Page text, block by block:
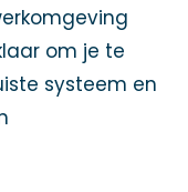
om je te
systeem en